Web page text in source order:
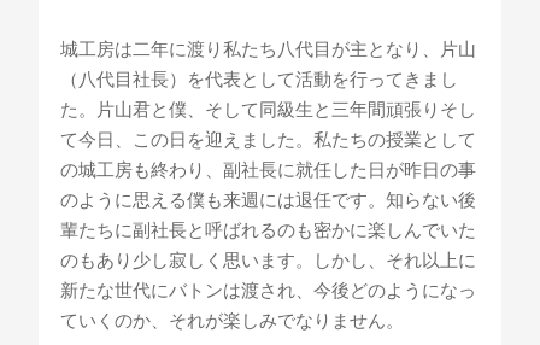
城工房は二年に渡り私たち八代目が主となり、片山
（八代目社長）を代表として活動を行ってきまし
た。片山君と僕、そして同級生と三年間頑張りそし
て今日、この日を迎えました。私たちの授業として
の城工房も終わり、副社長に就任した日が昨日の事
のように思える僕も来週には退任です。知らない後
輩たちに副社長と呼ばれるのも密かに楽しんでいた
のもあり少し寂しく思います。しかし、それ以上に
新たな世代にバトンは渡され、今後どのようになっ
ていくのか、それが楽しみでなりません。